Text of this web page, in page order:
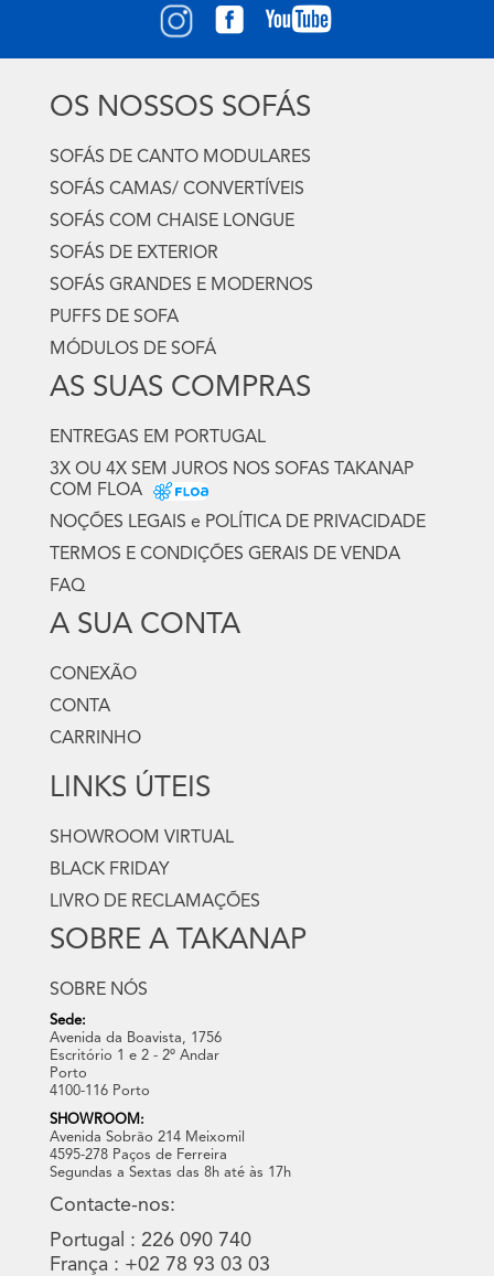
OS NOSSOS SOFÁS
SOFÁS DE CANTO MODULARES
SOFÁS CAMAS/ CONVERTÍVEIS
SOFÁS COM CHAISE LONGUE
SOFÁS DE EXTERIOR
SOFÁS GRANDES E MODERNOS
PUFFS DE SOFA
MÓDULOS DE SOFÁ
AS SUAS COMPRAS
ENTREGAS EM PORTUGAL
3X OU 4X SEM JUROS NOS SOFAS TAKANAP
COM FLOA
NOÇÕES LEGAIS e POLÍTICA DE PRIVACIDADE
TERMOS E CONDIÇÕES GERAIS DE VENDA
FAQ
A SUA CONTA
CONEXÃO
CONTA
CARRINHO
LINKS ÚTEIS
SHOWROOM VIRTUAL
BLACK FRIDAY
LIVRO DE RECLAMAÇÕES
SOBRE A TAKANAP
SOBRE NÓS
Sede:
Avenida da Boavista, 1756
Escritório 1 e 2 - 2º Andar
Porto
4100-116 Porto
SHOWROOM:
Avenida Sobrão 214 Meixomil
4595-278 Paços de Ferreira
Segundas a Sextas das 8h até às 17h
Contacte-nos:
Portugal : 226 090 740
França : +02 78 93 03 03